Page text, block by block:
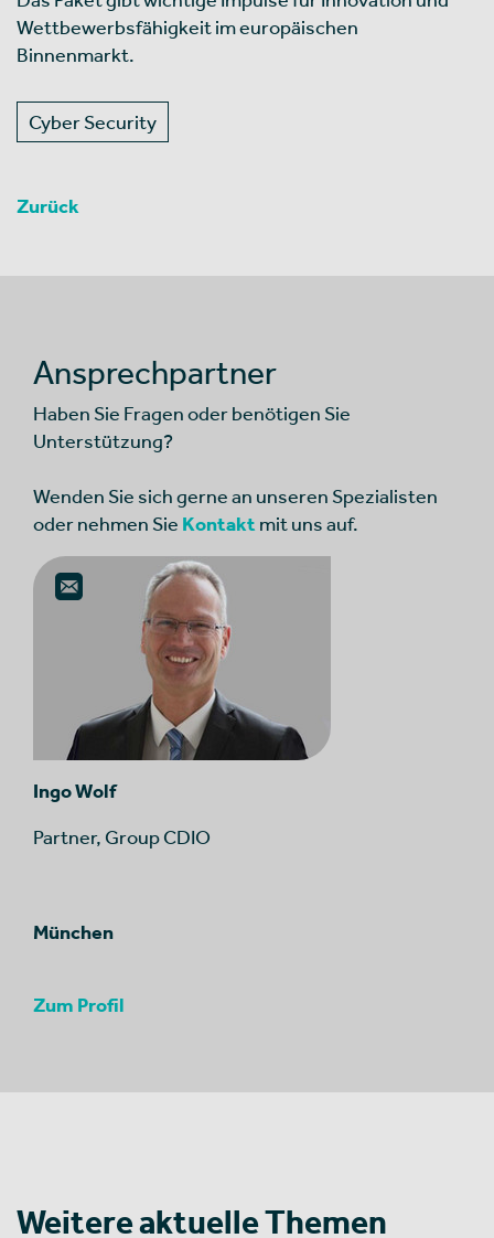
Wettbewerbsfähigkeit im europäischen
Binnenmarkt.
Cyber Security
Zurück
Ansprechpartner
Haben Sie Fragen oder benötigen Sie
Unterstützung?
Wenden Sie sich gerne an unseren Spezialisten
oder nehmen Sie Kontaktmit uns auf.
Ingo Wolf
Partner, Group CDIO
München
Zum Profil
Weitere aktuelle Themen